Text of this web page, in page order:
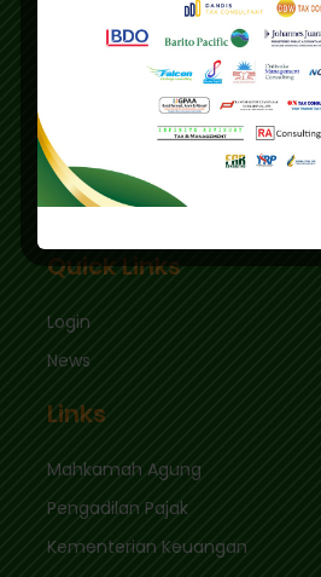
Pejaten Barat - Pasar
Jakarta Selatan 12510
Education Center
Graha Mas Fatmawati Blok
Kec. Keb. Baru Jl. Fatmawati
Jakarta Selatan 12410
Quick Links
Login
News
Links
Mahkamah Agung
Pengadilan Pajak
Kementerian Keuangan